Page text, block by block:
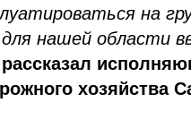
на
нашей области
рассказал
хозяйства